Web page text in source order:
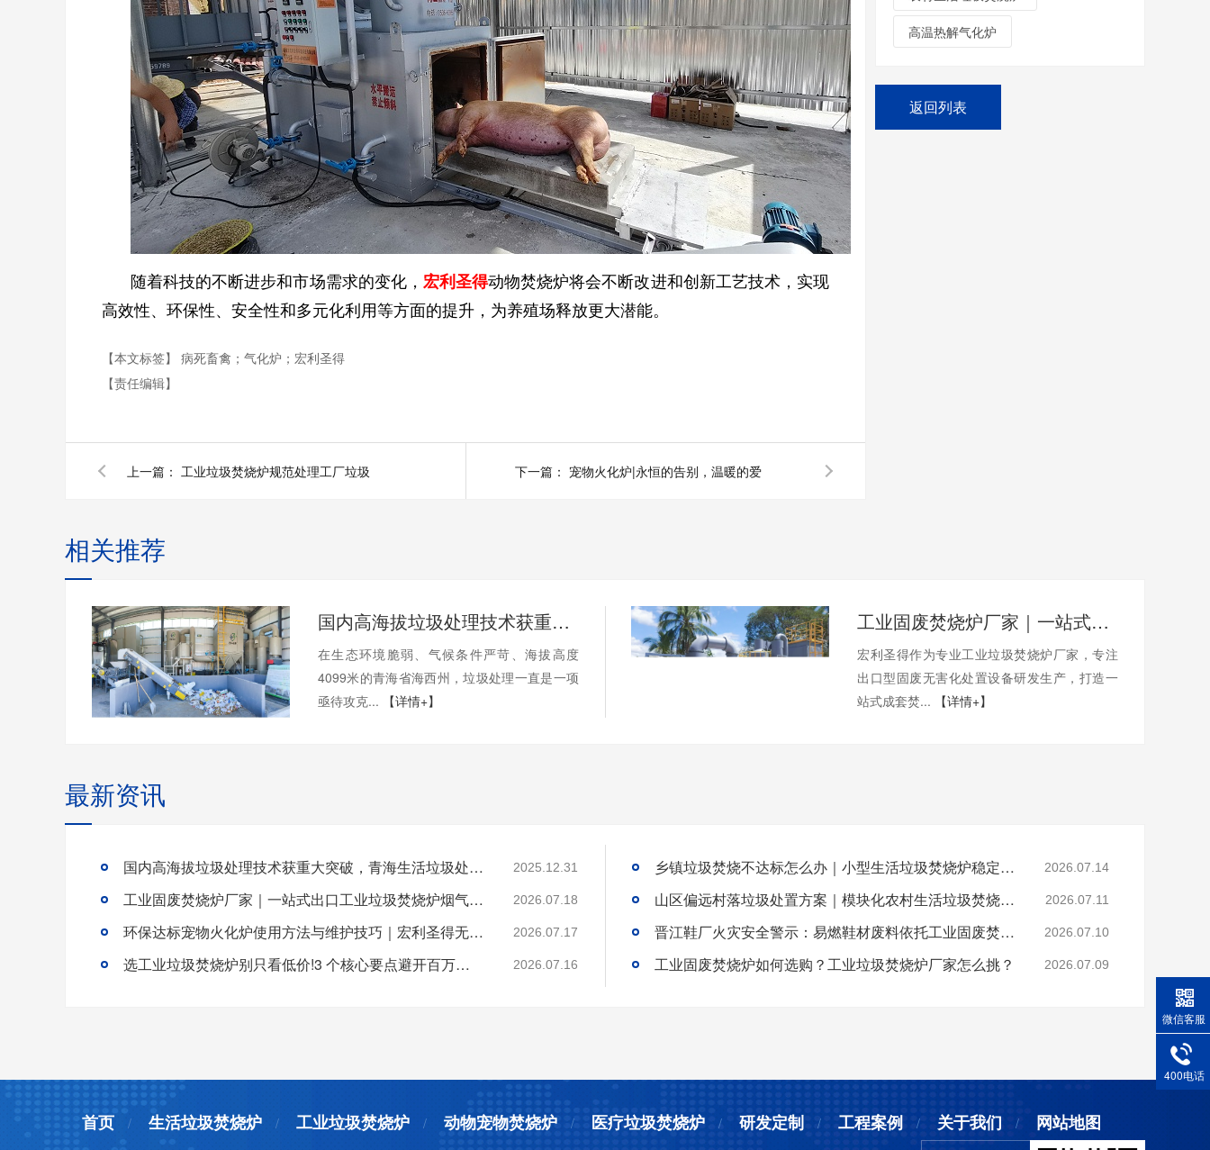
随着科技的不断进步和市场需求的变化， 宏利圣得动物焚烧炉将会不断改进和创新工艺技术，实现
高效性、环保性、安全性和多元化利用等方面的提升，为养殖场释放更大潜能。
【本文标签】 病死畜禽；气化炉；宏利圣得
【责任编辑】
上一篇： 工业垃圾焚烧炉规范处理工厂垃圾 下一篇： 宠物火化炉|永恒的告别，温暖的爱
高温热解气化炉
返回列表
相关推荐
国内高海拔垃圾处理技术获重大突破，青海生活垃圾处理项目树行业新标杆
在生态环境脆弱、气候条件严苛、海拔高度
4099米的青海省海西州，垃圾处理一直是一项
亟待攻克...
【详情+】
工业固废焚烧炉厂家｜一站式出口工业垃圾焚烧炉烟气检测环保达标
宏利圣得作为专业工业垃圾焚烧炉厂家，专注
出口型固废无害化处置设备研发生产，打造一
站式成套焚...
【详情+】
最新资讯
国内高海拔垃圾处理技术获重大突破，青海生活垃圾处理项目树行业新标杆 2025.12.31
工业固废焚烧炉厂家｜一站式出口工业垃圾焚烧炉烟气检测环保达标 2026.07.18
环保达标宠物火化炉使用方法与维护技巧｜宏利圣得无害化火化设备科普 2026.07.17
选工业垃圾焚烧炉别只看低价!3 个核心要点避开百万损失 2026.07.16
乡镇垃圾焚烧不达标怎么办｜小型生活垃圾焚烧炉稳定达标解决方案 2026.07.14
山区偏远村落垃圾处置方案｜模块化农村生活垃圾焚烧炉就地达标焚烧 2026.07.11
晋江鞋厂火灾安全警示：易燃鞋材废料依托工业固废焚烧炉实现规范化安全处置 2026.07.10
工业固废焚烧炉如何选购？工业垃圾焚烧炉厂家怎么挑？ 2026.07.09
首页 生活垃圾焚烧炉 工业垃圾焚烧炉 动物宠物焚烧炉 医疗垃圾焚烧炉 研发定制 工程案例 关于我们 网站地图
微信客服
400电话